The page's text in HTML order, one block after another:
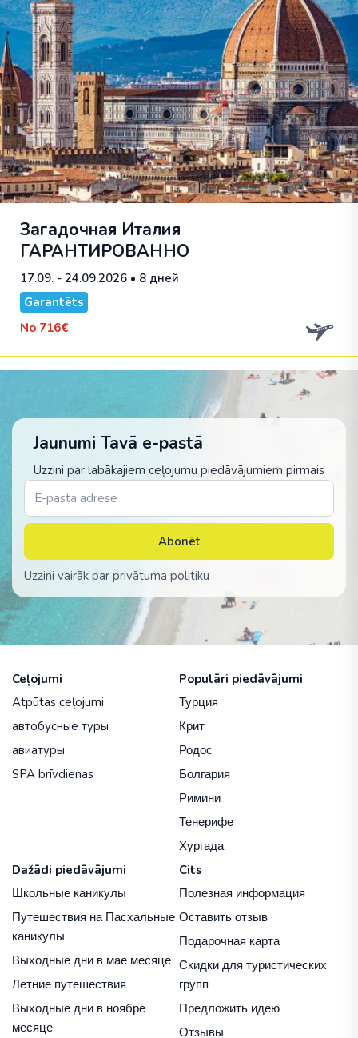
Загадочная Италия
ГАРАНТИРОВАННО
17.09. - 24.09.2026 • 8 дней
Garantēts
No 716€
Jaunumi Tavā e-pastā
Uzzini par labākajiem ceļojumu piedāvājumiem pirmais
Abonēt
Uzzini vairāk par privātuma politiku
Ceļojumi
Atpūtas ceļojumi
автобусные туры
авиатуры
SPA brīvdienas
Populāri piedāvājumi
Турция
Крит
Родос
Болгария
Римини
Тенерифе
Хургада
Dažādi piedāvājumi
Школьные каникулы
Путешествия на Пасхальные
каникулы
Выходные дни в мае месяце
Летние путешествия
Выходные дни в ноябре
месяце
Cits
Полезная информация
Оставить отзыв
Подарочная карта
Скидки для туристических
групп
Предложить идею
Отзывы